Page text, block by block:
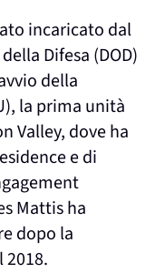
incaricato dal
Difesa (DOD)
della
la prima unità
Valley, dove ha
e di
Mattis ha
dopo la